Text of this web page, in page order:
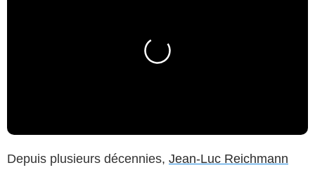
Depuis plusieurs décennies, Jean-Luc Reichmann